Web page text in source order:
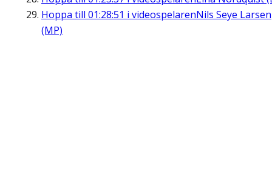
Hoppa till 01:28:51 i videospelarenNils Seye Larsen
(MP)